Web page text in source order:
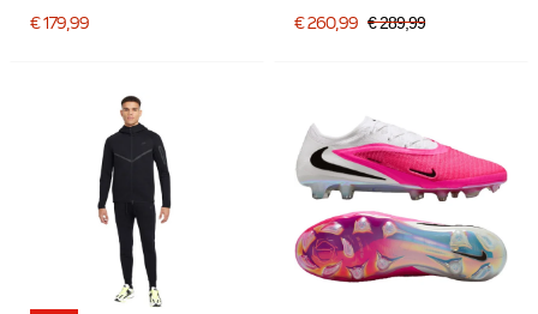
Felrood Goud
€ 179,99
Felgroen Zilvergrijs
€ 260,99 € 289,99